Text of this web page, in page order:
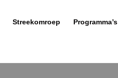
Streekomroep Programma’s